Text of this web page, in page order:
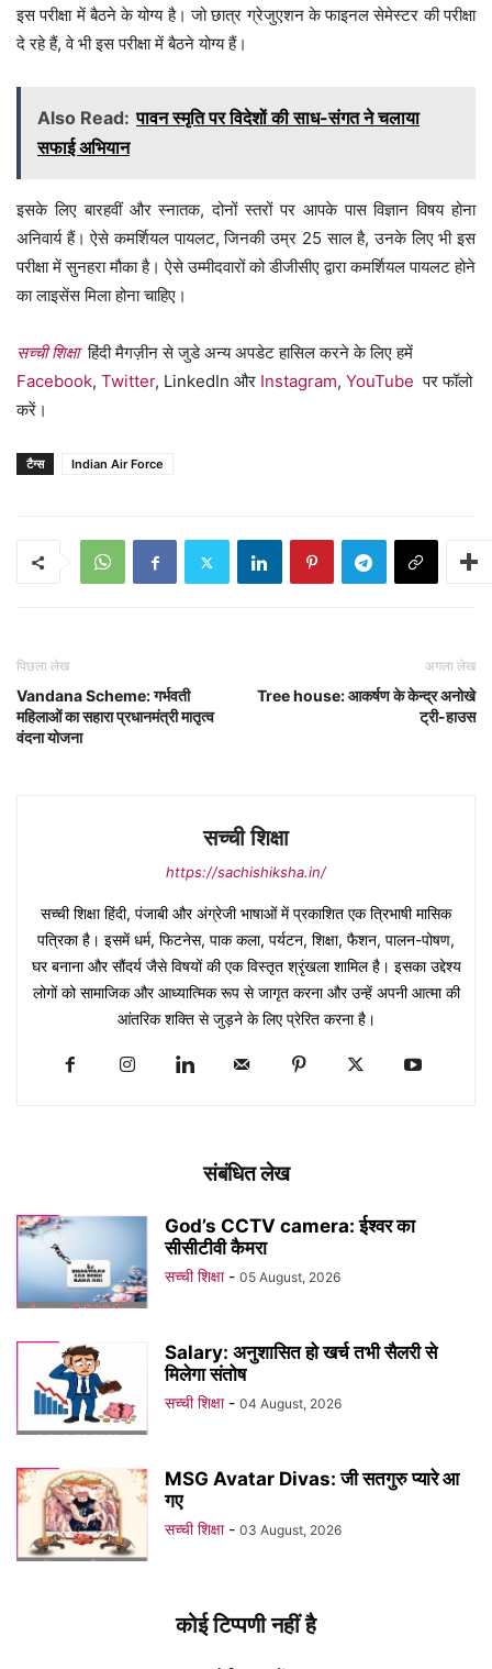
इस परीक्षा में बैठने के योग्य है। जो छात्र ग्रेजुएशन के फाइनल सेमेस्टर की परीक्षा
दे रहे हैं, वे भी इस परीक्षा में बैठने योग्य हैं।
Also Read: पावन स्मृति पर विदेशों की साध-संगत ने चलाया
सफाई अभियान
इसके लिए बारहवीं और स्नातक, दोनों स्तरों पर आपके पास विज्ञान विषय होना
अनिवार्य हैं। ऐसे कमर्शियल पायलट, जिनकी उम्र 25 साल है, उनके लिए भी इस
परीक्षा में सुनहरा मौका है। ऐसे उम्मीदवारों को डीजीसीए द्वारा कमर्शियल पायलट होने
का लाइसेंस मिला होना चाहिए।
सच्ची शिक्षाहिंदी मैगज़ीन से जुडे अन्य अपडेट हासिल करने के लिए हमें
Facebook, Twitter, LinkedIn और Instagram, YouTube पर फॉलो
करें।
टैग्स Indian Air Force
पिछला लेख
Vandana Scheme: गर्भवती
महिलाओं का सहारा प्रधानमंत्री मातृत्व
वंदना योजना
अगला लेख
Tree house: आकर्षण के केन्द्र अनोखे
ट्री-हाउस
सच्ची शिक्षा
https://sachishiksha.in/
सच्ची शिक्षा हिंदी, पंजाबी और अंग्रेजी भाषाओं में प्रकाशित एक त्रिभाषी मासिक
पत्रिका है। इसमें धर्म, फिटनेस, पाक कला, पर्यटन, शिक्षा, फैशन, पालन-पोषण,
घर बनाना और सौंदर्य जैसे विषयों की एक विस्तृत श्रृंखला शामिल है। इसका उद्देश्य
लोगों को सामाजिक और आध्यात्मिक रूप से जागृत करना और उन्हें अपनी आत्मा की
आंतरिक शक्ति से जुड़ने के लिए प्रेरित करना है।
संबंधित लेख
God’s CCTV camera: ईश्वर का
सीसीटीवी कैमरा
सच्ची शिक्षा - 05 August, 2026
Salary: अनुशासित हो खर्च तभी सैलरी से
मिलेगा संतोष
सच्ची शिक्षा - 04 August, 2026
MSG Avatar Divas: जी सतगुरु प्यारे आ
गए
सच्ची शिक्षा - 03 August, 2026
कोई टिप्पणी नहीं है